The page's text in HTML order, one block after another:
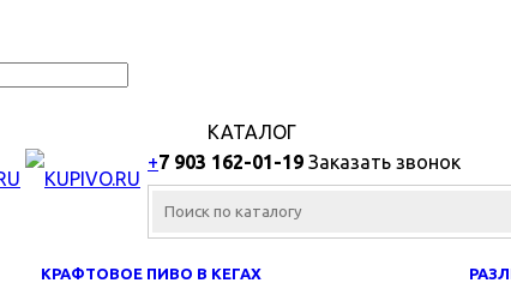
КАТАЛОГ
+7 903 162-01-19 Заказать звонок
КРАФТОВОЕ ПИВО В КЕГАХ